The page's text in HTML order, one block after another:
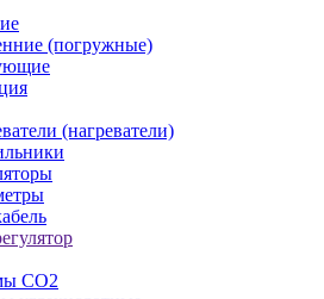
(погружные)
(нагреватели)
CO2